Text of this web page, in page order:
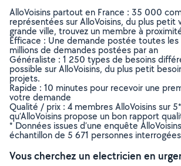
AlloVoisins partout en France : 35 000
représentées sur AlloVoisins, du plus petit
grande ville, trouvez un membre à
Efficace : Une demande postée toutes les
millions de demandes postées par an
Généraliste : 1 250 types de besoins
possible sur AlloVoisins, du plus petit
projets.
Rapide : 10 minutes pour recevoir une
votre demande
Qualité / prix : 4 membres AlloVoisins sur
qu’AlloVoisins propose un bon rapport
* Données issues d’une enquête
échantillon de 5 671 personnes
Vous cherchez un electricien en